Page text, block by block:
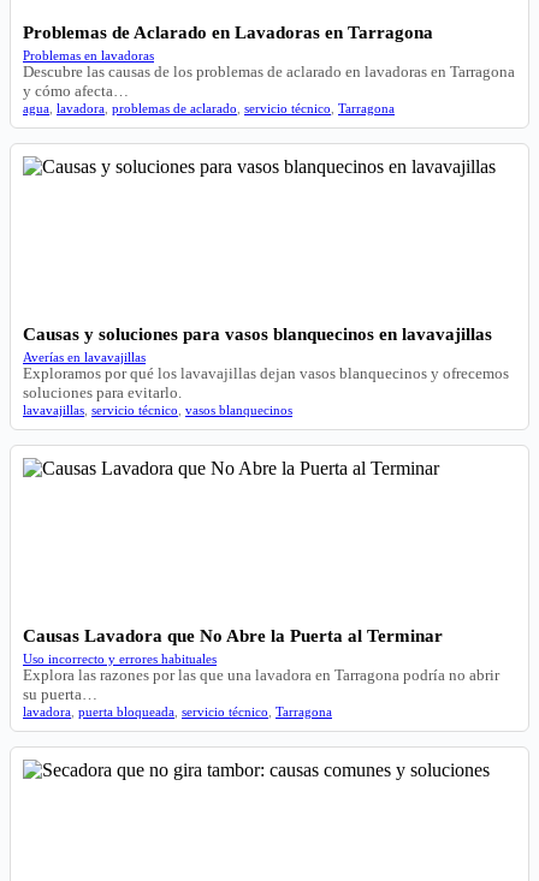
Problemas de Aclarado en Lavadoras en Tarragona
Problemas en lavadoras
Descubre las causas de los problemas de aclarado en lavadoras en Tarragona
y cómo afecta…
agua lavadora problemas de aclarado servicio técnico Tarragona
Causas y soluciones para vasos blanquecinos en lavavajillas
Averías en lavavajillas
Exploramos por qué los lavavajillas dejan vasos blanquecinos y ofrecemos
soluciones para evitarlo.
lavavajillas servicio técnico vasos blanquecinos
Causas Lavadora que No Abre la Puerta al Terminar
Uso incorrecto y errores habituales
Explora las razones por las que una lavadora en Tarragona podría no abrir
su puerta…
lavadora puerta bloqueada servicio técnico Tarragona